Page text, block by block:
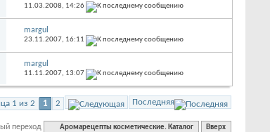
11.03.2008, 14:26
margul
23.11.2007, 16:11
margul
11.11.2007, 13:07
1 из 2 1 2 Последняя
переход Аромарецепты косметические. Каталог Вверх